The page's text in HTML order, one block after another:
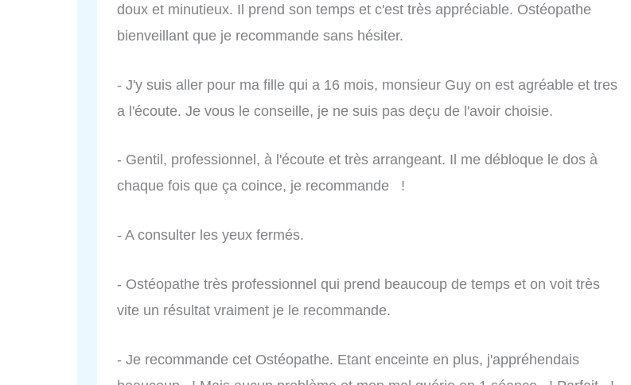
doux et minutieux. Il prend son temps et c'est très appréciable. Ostéopathe
bienveillant que je recommande sans hésiter.
- J'y suis aller pour ma fille qui a 16 mois, monsieur Guy on est agréable et tres
a l'écoute. Je vous le conseille, je ne suis pas deçu de l'avoir choisie.
- Gentil, professionnel, à l'écoute et très arrangeant. Il me débloque le dos à
chaque fois que ça coince, je recommande !
- A consulter les yeux fermés.
- Ostéopathe très professionnel qui prend beaucoup de temps et on voit très
vite un résultat vraiment je le recommande.
- Je recommande cet Ostéopathe. Etant enceinte en plus, j'appréhendais